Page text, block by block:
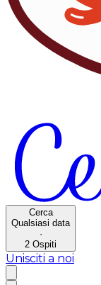
Cerca
Qualsiasi data
·
2 Ospiti
Unisciti a noi